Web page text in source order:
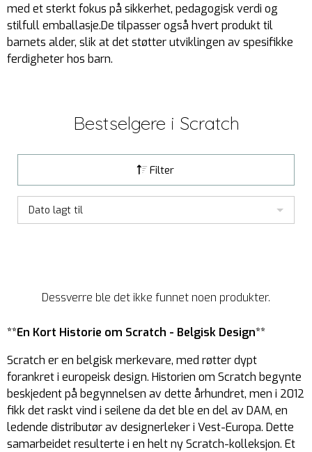
med et sterkt fokus på sikkerhet, pedagogisk verdi og
stilfull emballasje.De tilpasser også hvert produkt til
barnets alder, slik at det støtter utviklingen av spesifikke
ferdigheter hos barn.
Bestselgere i Scratch
Filter
Dato lagt til
Dessverre ble det ikke funnet noen produkter.
**En Kort Historie om Scratch - Belgisk Design**
Scratch er en belgisk merkevare, med røtter dypt
forankret i europeisk design. Historien om Scratch begynte
beskjedent på begynnelsen av dette århundret, men i 2012
fikk det raskt vind i seilene da det ble en del av DAM, en
ledende distributør av designerleker i Vest-Europa. Dette
samarbeidet resulterte i en helt ny Scratch-kolleksjon. Et